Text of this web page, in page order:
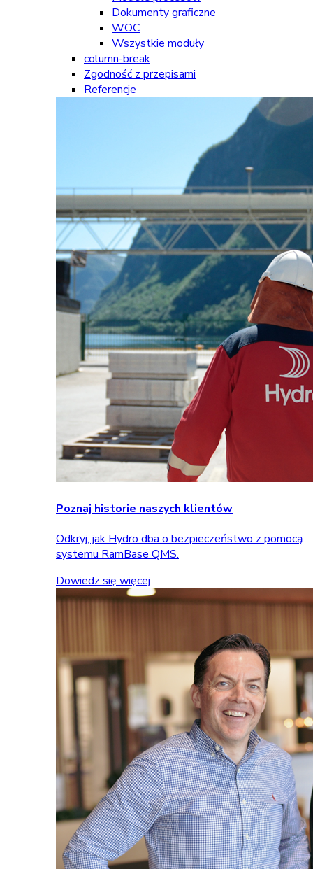
Dokumenty graficzne
WOC
Wszystkie moduły
column-break
Zgodność z przepisami
Referencje
Poznaj historie naszych klientów
Odkryj, jak Hydro dba o bezpieczeństwo z pomocą
systemu RamBase QMS.
Dowiedz się więcej